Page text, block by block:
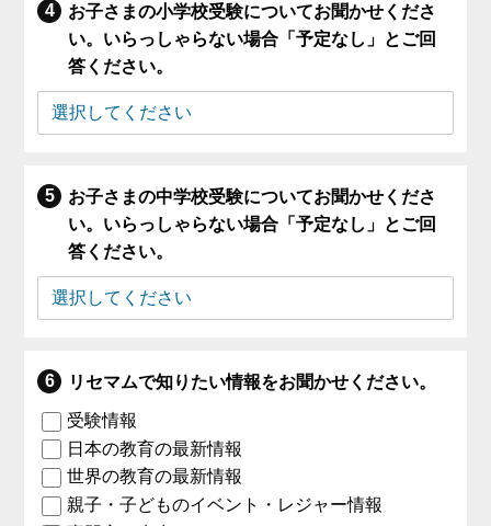
お子さまの小学校受験についてお聞かせくださ
い。いらっしゃらない場合「予定なし」とご回
答ください。
お子さまの中学校受験についてお聞かせくださ
い。いらっしゃらない場合「予定なし」とご回
答ください。
リセマムで知りたい情報をお聞かせください。
受験情報
日本の教育の最新情報
世界の教育の最新情報
親子・子どものイベント・レジャー情報